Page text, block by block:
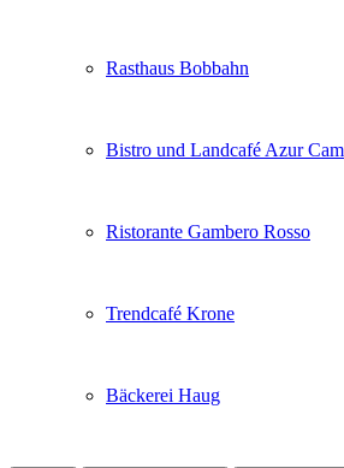
Rasthaus Bobbahn
Bistro und Landcafé Azur
Ristorante Gambero Rosso
Trendcafé Krone
Bäckerei Haug